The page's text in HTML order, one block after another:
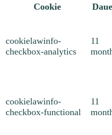
Cookie
cookielawinfo-
checkbox-analytics
11
cookielawinfo-
checkbox-functional
11